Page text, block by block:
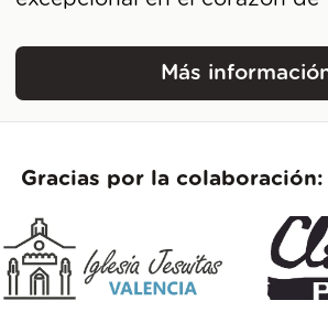
Más
Iglesia
Gracias por la colaboración: